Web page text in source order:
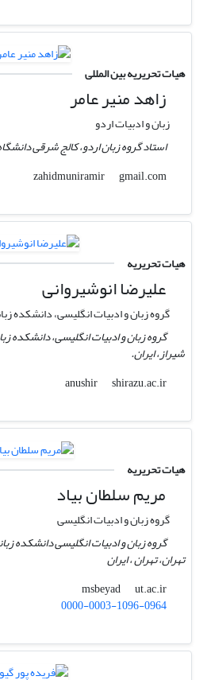
هیات تحریریه بین المللی
زاهد منیر عامر
زبان و ادبیات اردو
استاد گروه زبان اردو، کالج شرقی
zahidmuniramir
gmail.com
هیات تحریریه
علیرضا انوشیروانی
گروه زبان و ادبیات انگلیسی، دانشکده
گروه زبان و ادبیات انگلیسی، دانشکده
شیراز، ایران.
anushir
shirazu.ac.ir
هیات تحریریه
مریم سلطان بیاد
گروه زبان و ادبیات انگلیسی
گروه زبان و ادبیات انگلیسی دانشکده
تهران، تهران ، ایران
msbeyad
ut.ac.ir
0000-0003-1096-0964